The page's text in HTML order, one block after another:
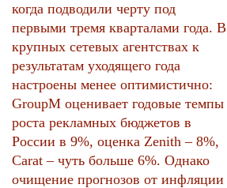
когда подводили черту под
первыми тремя кварталами года. В
крупных сетевых агентствах к
результатам уходящего года
настроены менее оптимистично:
GroupM оценивает годовые темпы
роста рекламных бюджетов в
России в 9%, оценка Zenith – 8%,
Сarat – чуть больше 6%. Однако
очищение прогнозов от инфляции